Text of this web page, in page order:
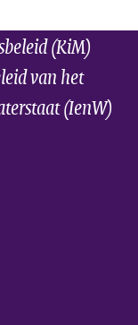
(KiM)
van het
(IenW)